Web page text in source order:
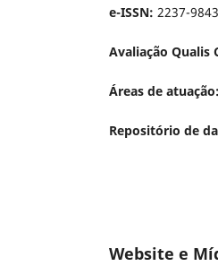
e-ISSN: 2237-9843
Avaliação Qualis
Áreas de atuação:
Repositório de
Website e